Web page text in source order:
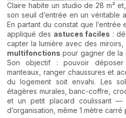
Claire habite un studio de 28 m²
son seuil d’entrée en un véritable
En partant du constat que
appliqué des astuces faciles :
capter la lumière avec des
multifonctions pour gagner de la
Son objectif : pouvoir
manteaux, ranger chaussures et
du logement soit envahi. Les
étagères murales, banc-coffre,
et un petit placard coulissant —
d’organisation, même 1 mètre